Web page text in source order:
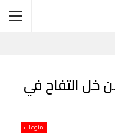
خل التفاح في
منوعات